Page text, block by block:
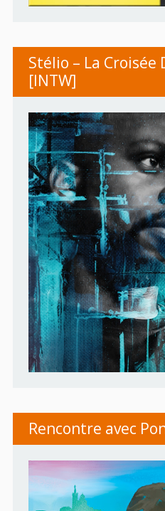
Stélio – La Croisée
[INTW]
Rencontre avec